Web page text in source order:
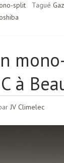
split Tagué
à
JV Climelec